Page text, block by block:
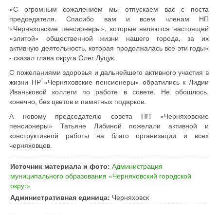
«С огромным сожалением мы отпускаем вас с поста
председателя. Спасибо вам и всем членам НП
«Черняховские пенсионеры», которые являются настоящей
«элитой» общественной жизни нашего города, за их
активную деятельность, которая продолжалась все эти годы»
- сказал глава округа Олег Луцук.
С пожеланиями здоровья и дальнейшего активного участия в
жизни НР «Черняховские пенсионеры» обратились к Лидии
Иваньковой коллеги по работе в совете. Не обошлось,
конечно, без цветов и памятных подарков.
А новому председателю совета НП «Черняховские
пенсионеры» Татьяне Либиной пожелали активной и
конструктивной работы на благо организации и всех
черняховцев.
Источник материала и фото: Администрация
муниципального образования «Черняховский городской
округ»
Административная единица: Черняховск